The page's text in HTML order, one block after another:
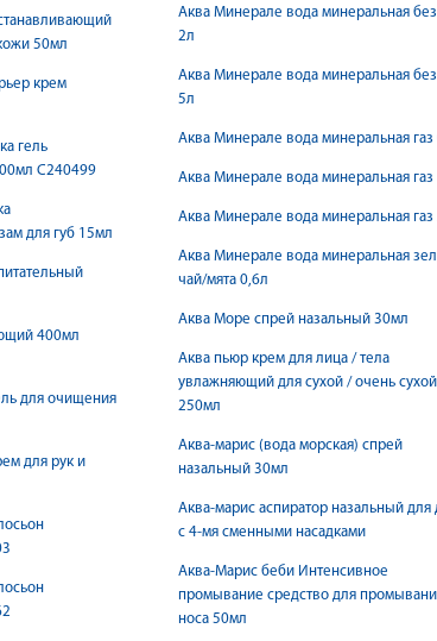
50мл
крем
гель
C240499
для губ 15мл
400мл
для очищения
для рук и
Аква Минерале вода минеральная без
2л
Аква Минерале вода минеральная без
5л
Аква Минерале вода минеральная газ
Аква Минерале вода минеральная газ
Аква Минерале вода минеральная газ
Аква Минерале вода минеральная
чай/мята 0,6л
Аква Море спрей назальный 30мл
Аква пьюр крем для лица / тела
увлажняющий для сухой / очень
250мл
Аква-марис (вода морская) спрей
назальный 30мл
Аква-марис аспиратор назальный для
с 4-мя сменными насадками
Аква-Марис беби Интенсивное
промывание средство для
носа 50мл